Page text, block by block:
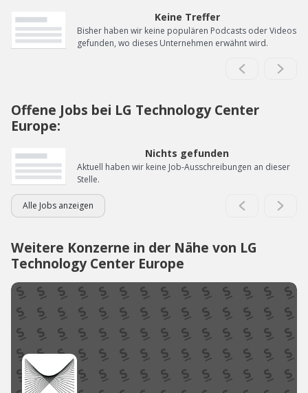
Keine Treffer
Bisher haben wir keine populären Podcasts oder Videos
gefunden, wo dieses Unternehmen erwähnt wird.
Offene Jobs bei LG Technology Center
Europe:
Nichts gefunden
Aktuell haben wir keine Job-Ausschreibungen an dieser
Stelle.
Alle Jobs anzeigen
Weitere Konzerne in der Nähe von LG
Technology Center Europe